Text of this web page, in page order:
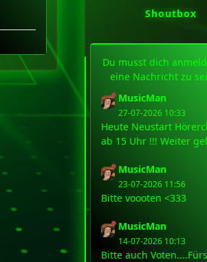
Shoutbox
Du musst dich
eine Nachricht zu
MusicMan
27-07-2026 10:33
Heute Neustart
ab 15 Uhr !!! Weiter
MusicMan
23-07-2026 11:56
Bitte voooten <333
MusicMan
14-07-2026 10:13
Bitte auch Voten....Fürs